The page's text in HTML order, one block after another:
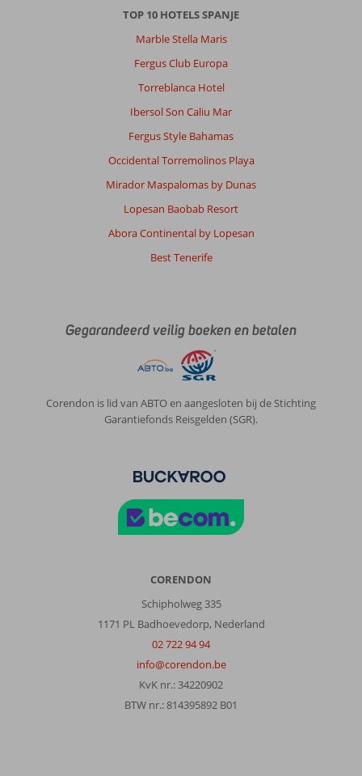
TOP 10 HOTELS SPANJE
Marble Stella Maris
Fergus Club Europa
Torreblanca Hotel
Ibersol Son Caliu Mar
Fergus Style Bahamas
Occidental Torremolinos Playa
Mirador Maspalomas by Dunas
Lopesan Baobab Resort
Abora Continental by Lopesan
Best Tenerife
Gegarandeerd veilig boeken en betalen
Corendon is lid van ABTO en aangesloten bij de Stichting
Garantiefonds Reisgelden (SGR).
CORENDON
Schipholweg 335
1171 PL Badhoevedorp, Nederland
02 722 94 94
info@corendon.be
KvK nr.: 34220902
BTW nr.: 814395892 B01